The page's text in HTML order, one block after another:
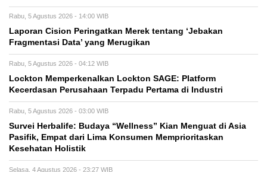
Rabu, 5 Agustus 2026 - 14:00 WIB
Laporan Cision Peringatkan Merek tentang ‘Jebakan
Fragmentasi Data’ yang Merugikan
Rabu, 5 Agustus 2026 - 04:12 WIB
Lockton Memperkenalkan Lockton SAGE: Platform
Kecerdasan Perusahaan Terpadu Pertama di Industri
Rabu, 5 Agustus 2026 - 03:00 WIB
Survei Herbalife: Budaya “Wellness” Kian Menguat di Asia
Pasifik, Empat dari Lima Konsumen Memprioritaskan
Kesehatan Holistik
Selasa, 4 Agustus 2026 - 23:27 WIB